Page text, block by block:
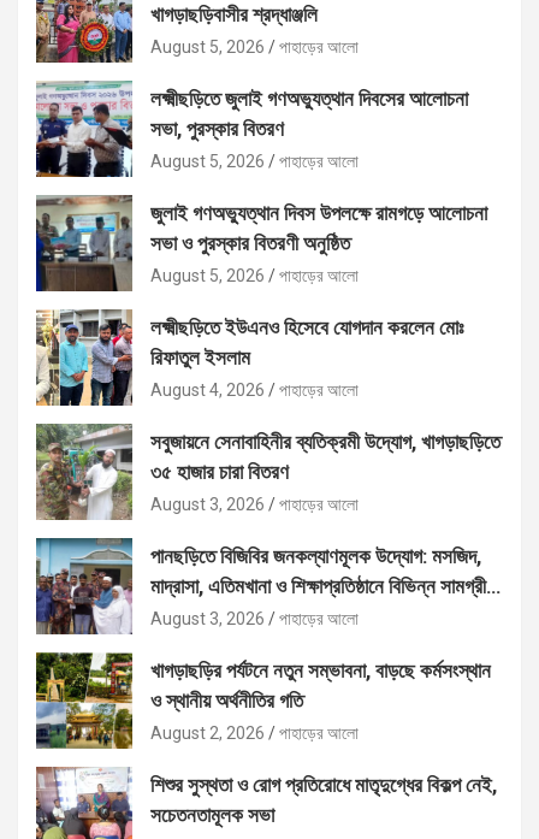
খাগড়াছড়িবাসীর শ্রদ্ধাঞ্জলি
August 5, 2026 পাহাড়ের আলো
লক্ষ্মীছড়িতে জুলাই গণঅভ্যুত্থান দিবসের আলোচনা
সভা, পুরস্কার বিতরণ
August 5, 2026 পাহাড়ের আলো
জুলাই গণঅভ্যুত্থান দিবস উপলক্ষে রামগড়ে আলোচনা
সভা ও পুরস্কার বিতরণী অনুষ্ঠিত
August 5, 2026 পাহাড়ের আলো
লক্ষ্মীছড়িতে ইউএনও হিসেবে যোগদান করলেন মোঃ
রিফাতুল ইসলাম
August 4, 2026 পাহাড়ের আলো
সবুজায়নে সেনাবাহিনীর ব্যতিক্রমী উদ্যোগ, খাগড়াছড়িতে
৩৫ হাজার চারা বিতরণ
August 3, 2026 পাহাড়ের আলো
পানছড়িতে বিজিবির জনকল্যাণমূলক উদ্যোগ: মসজিদ,
মাদ্রাসা, এতিমখানা ও শিক্ষাপ্রতিষ্ঠানে বিভিন্ন সামগ্রী
বিতরণ
August 3, 2026 পাহাড়ের আলো
খাগড়াছড়ির পর্যটনে নতুন সম্ভাবনা, বাড়ছে কর্মসংস্থান
ও স্থানীয় অর্থনীতির গতি
August 2, 2026 পাহাড়ের আলো
শিশুর সুস্থতা ও রোগ প্রতিরোধে মাতৃদুগ্ধের বিকল্প নেই,
সচেতনতামূলক সভা